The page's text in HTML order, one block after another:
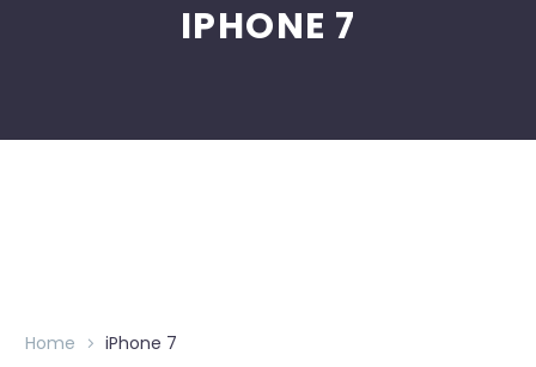
IPHONE 7
Home iPhone 7